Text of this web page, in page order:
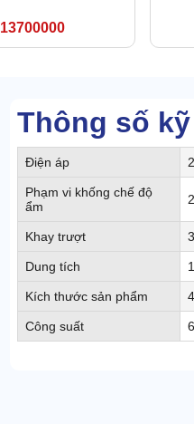
13700000
Thông số
Điện áp
Phạm vi khống chế độ
ẩm
Khay trượt
Dung tích
Kích thước sản phẩm
Công suất